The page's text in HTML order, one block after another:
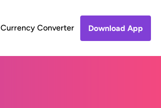
Currency Converter Download App